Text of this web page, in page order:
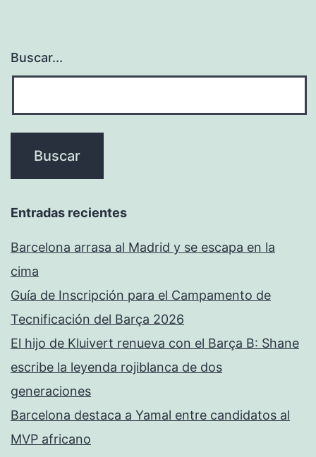
Buscar...
Entradas recientes
Barcelona arrasa al Madrid y se escapa en la
cima
Guía de Inscripción para el Campamento de
Tecnificación del Barça 2026
El hijo de Kluivert renueva con el Barça B: Shane
escribe la leyenda rojiblanca de dos
generaciones
Barcelona destaca a Yamal entre candidatos al
MVP africano